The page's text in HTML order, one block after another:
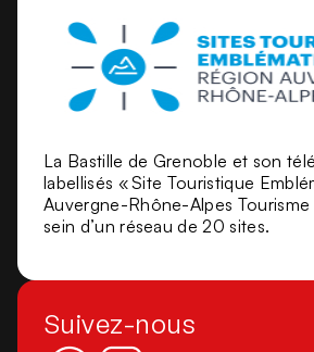
La Bastille de Grenoble et son
labellisés « Site Touristique
Auvergne-Rhône-Alpes
sein d’un réseau de 20 sites.
Suivez-nous